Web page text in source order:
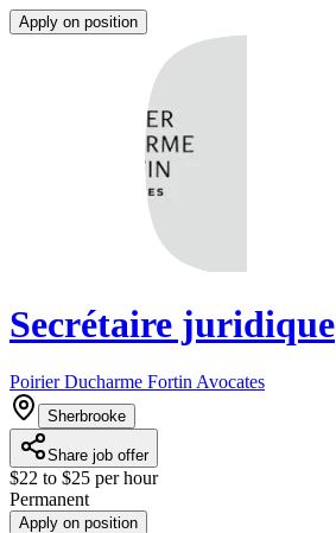
Apply on position
Secrétaire juridique
Poirier Ducharme Fortin Avocates
Sherbrooke
Share job offer
$22 to $25 per hour
Permanent
Apply on position